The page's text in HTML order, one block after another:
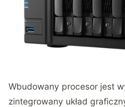
Wbudowany procesor jest
zintegrowany układ